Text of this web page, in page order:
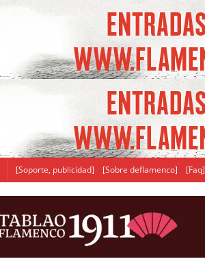
[Soporte, publicidad] [Sobre deflamenco] [Faq]